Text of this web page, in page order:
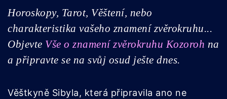
Horoskopy, Tarot, Věštení, nebo
charakteristika vašeho znamení zvěrokruhu...
Objevte Vše o znamení zvěrokruhu Kozoroh na
a připravte se na svůj osud ješte dnes.
Věštkyně Sibyla, která připravila ano ne